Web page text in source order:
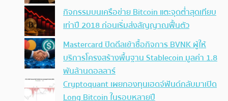
กิจกรรมบนเครือข่าย Bitcoin แตะจุดต่ำสุดเทียบ
เท่าปี 2018 ก่อนเริ่มส่งสัญญาณฟื้นตัว
Mastercard ปิดดีลเข้าซื้อกิจการ BVNK ผู้ให้
บริการโครงสร้างพื้นฐาน Stablecoin มูลค่า 1.8
พันล้านดอลลาร์
Cryptoquant เผยกองทุนเฮดจ์ฟันด์กลับมาเปิด
Long Bitcoin ในรอบหลายปี